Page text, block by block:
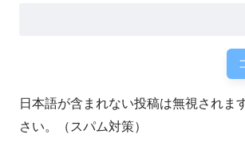
日本語が含まれない投稿は無視されま
さい。（スパム対策）